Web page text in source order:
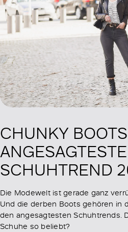
CHUNKY
ANGESAGTESTE
SCHUHTREND
Die Modewelt ist gerade ganz
Und die derben Boots gehören in
den angesagtesten Schuhtrends.
Schuhe so beliebt?